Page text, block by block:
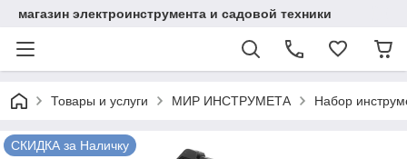
магазин электроинструмента и садовой техники
Товары и услуги МИР ИНСТРУМЕТА Набор
СКИДКА за Наличку